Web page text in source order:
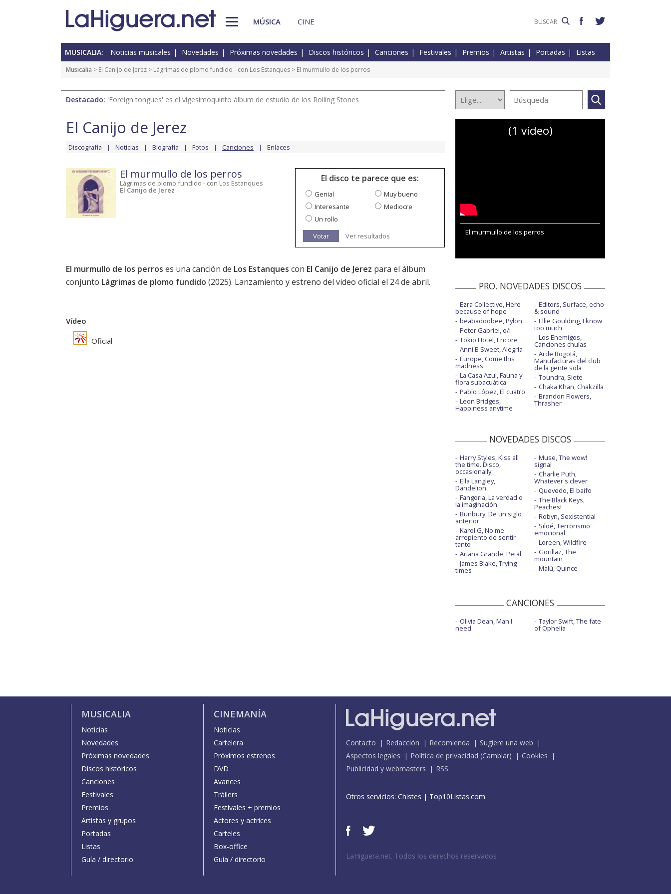
MÚSICA CINE
MUSICALIA: Noticias musicales Novedades Próximas novedades Discos históricos Canciones Festivales Premios Artistas Portadas Listas
Musicalia > El Canijo de Jerez > Lágrimas de plomo fundido - con Los Estanques > El murmullo de los perros
Destacado: 'Foreign tongues' es el vigesimoquinto álbum de estudio de los Rolling Stones
El Canijo de Jerez
Discografía Noticias Biografía Fotos Canciones Enlaces
El murmullo de los perros
Lágrimas de plomo fundido - con Los Estanques
El Canijo de Jerez
El disco te parece que es:
Genial
Muy bueno
Interesante
Mediocre
Un rollo
Votar
Ver resultados
El murmullo de los perros es una canción de Los Estanques con El Canijo de Jerez para el álbum
conjunto Lágrimas de plomo fundido (2025). Lanzamiento y estreno del video oficial el 24 de abril.
Vídeo
Oficial
(1 vídeo)
El murmullo de los perros
PRO. NOVEDADES DISCOS
Ezra Collective, Here
because of hope
beabadoobee, Pylon
Peter Gabriel, o/i
Tokio Hotel, Encore
Anni B Sweet, Alegría
Europe, Come this
madness
La Casa Azul, Fauna y
flora subacuática
Pablo López, El cuatro
Leon Bridges,
Happiness anytime
Editors, Surface, echo
& sound
Ellie Goulding, I know
too much
Los Enemigos,
Canciones chulas
Arde Bogotá,
Manufacturas del club
de la gente sola
Toundra, Siete
Chaka Khan, Chakzilla
Brandon Flowers,
Thrasher
NOVEDADES DISCOS
Harry Styles, Kiss all
the time. Disco,
occasionally.
Ella Langley,
Dandelion
Fangoria, La verdad o
la imaginación
Bunbury, De un siglo
anterior
Karol G, No me
arrepiento de sentir
tanto
Ariana Grande, Petal
James Blake, Trying
times
Muse, The wow!
signal
Charlie Puth,
Whatever's clever
Quevedo, El baifo
The Black Keys,
Peaches!
Robyn, Sexistential
Siloé, Terrorismo
emocional
Loreen, Wildfire
Gorillaz, The
mountain
Malú, Quince
CANCIONES
Olivia Dean, Man I
need
Taylor Swift, The fate
of Ophelia
MUSICALIA
Noticias
Novedades
Próximas novedades
Discos históricos
Canciones
Festivales
Premios
Artistas y grupos
Portadas
Listas
Guía / directorio
CINEMANÍA
Noticias
Cartelera
Próximos estrenos
DVD
Avances
Tráilers
Festivales + premios
Actores y actrices
Carteles
Box-office
Guía / directorio
Contacto Redacción Recomienda
Sugiere una web
Aspectos legales
Política de privacidad (Cambiar)
Cookies
Publicidad y webmasters
RSS
Otros servicios: Chistes | Top10Listas.com
LaHiguera.net. Todos los derechos reservados